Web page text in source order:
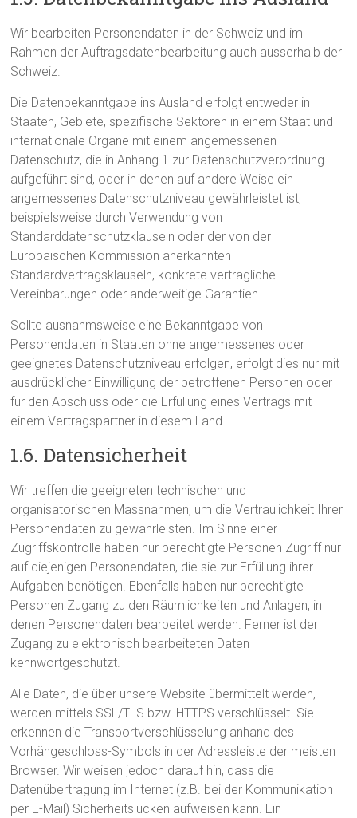
Wir bearbeiten Personendaten in der Schweiz und im
Rahmen der Auftragsdatenbearbeitung auch ausserhalb der
Schweiz.
Die Datenbekanntgabe ins Ausland erfolgt entweder in
Staaten, Gebiete, spezifische Sektoren in einem Staat und
internationale Organe mit einem angemessenen
Datenschutz, die in Anhang 1 zur Datenschutzverordnung
aufgeführt sind, oder in denen auf andere Weise ein
angemessenes Datenschutzniveau gewährleistet ist,
beispielsweise durch Verwendung von
Standarddatenschutzklauseln oder der von der
Europäischen Kommission anerkannten
Standardvertragsklauseln, konkrete vertragliche
Vereinbarungen oder anderweitige Garantien.
Sollte ausnahmsweise eine Bekanntgabe von
Personendaten in Staaten ohne angemessenes oder
geeignetes Datenschutzniveau erfolgen, erfolgt dies nur mit
ausdrücklicher Einwilligung der betroffenen Personen oder
für den Abschluss oder die Erfüllung eines Vertrags mit
einem Vertragspartner in diesem Land.
1.6. Datensicherheit
Wir treffen die geeigneten technischen und
organisatorischen Massnahmen, um die Vertraulichkeit Ihrer
Personendaten zu gewährleisten. Im Sinne einer
Zugriffskontrolle haben nur berechtigte Personen Zugriff nur
auf diejenigen Personendaten, die sie zur Erfüllung ihrer
Aufgaben benötigen. Ebenfalls haben nur berechtigte
Personen Zugang zu den Räumlichkeiten und Anlagen, in
denen Personendaten bearbeitet werden. Ferner ist der
Zugang zu elektronisch bearbeiteten Daten
kennwortgeschützt.
Alle Daten, die über unsere Website übermittelt werden,
werden mittels SSL/TLS bzw. HTTPS verschlüsselt. Sie
erkennen die Transportverschlüsselung anhand des
Vorhängeschloss-Symbols in der Adressleiste der meisten
Browser. Wir weisen jedoch darauf hin, dass die
Datenübertragung im Internet (z.B. bei der Kommunikation
per E-Mail) Sicherheitslücken aufweisen kann. Ein